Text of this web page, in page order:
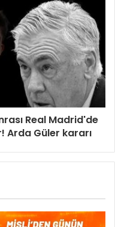
Real Madrid'de
Arda Güler kararı